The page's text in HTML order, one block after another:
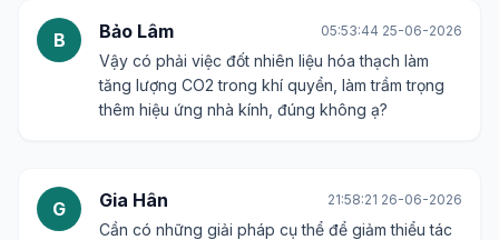
B Bảo Lâm 05:53:44 25-06-2026
Vậy có phải việc đốt nhiên liệu hóa thạch làm
tăng lượng CO2 trong khí quyển, làm trầm trọng
thêm hiệu ứng nhà kính, đúng không ạ?
G Gia Hân 21:58:21 26-06-2026
Cần có những giải pháp cụ thể để giảm thiểu tác